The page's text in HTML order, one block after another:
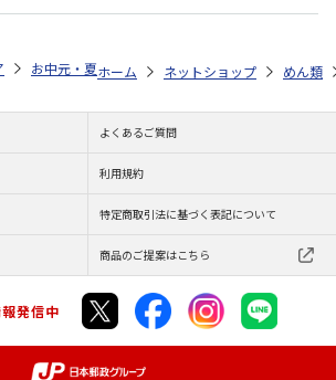
お中元・夏ギフト特集 2026 ゆうゆうギフト
ホーム ネットショップ めん類
よくあるご質問
利用規約
特定商取引法に基づく表記について
商品のご提案はこちら
発信中